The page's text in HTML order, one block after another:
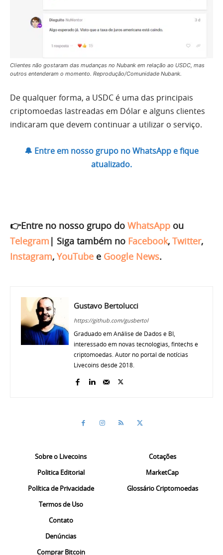
Clientes não gostaram das mudanças no Nubank em relação ao USDC, mas
outros entenderam o momento. Reprodução/Comunidade Nubank.
De qualquer forma, a USDC é uma das principais
criptomoedas lastreadas em Dólar e alguns clientes
indicaram que devem continuar a utilizar o serviço.
🔔 Entre em nosso grupo no WhatsApp e fique
atualizado.
👉Entre no nosso grupo do WhatsApp ou
Telegram | Siga também no Facebook, Twitter,
Instagram, YouTube e Google News.
Gustavo Bertolucci
https://github.com/gusbertol
Graduado em Análise de Dados e BI,
interessado em novas tecnologias, fintechs e
criptomoedas. Autor no portal de notícias
Livecoins desde 2018.
Sobre o Livecoins
Politica Editorial
Política de Privacidade
Termos de Uso
Contato
Denúncias
Comprar Bitcoin
Cotações
MarketCap
Glossário Criptomoedas